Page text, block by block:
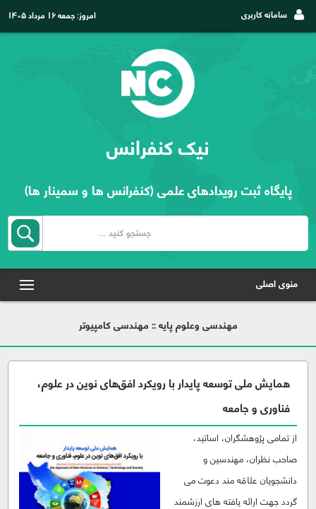
سامانه کاربری امروز:جمعه ۱۶ مرداد ۱۴۰۵
نیک کنفرانس
پایگاه ثبت رویدادهای علمی (کنفرانس ها و سمینار ها)
منوی اصلی
مهندسی وعلوم پایه :: مهندسی کامپیوتر
همایش ملی توسعه پایدار با رویکرد افق‌های نوین در علوم،
فناوری و جامعه
از تمامی پژوهشگران، اساتید،
صاحب نظران، مهندسین و
دانشجویان علاقه مند دعوت می
گردد جهت ارائه یافته های ارزشمند